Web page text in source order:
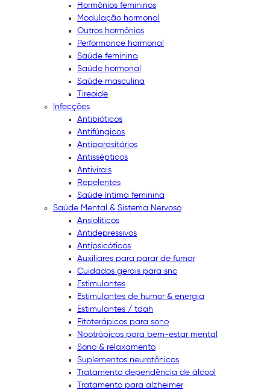
Hormônios femininos
Modulação hormonal
Outros hormônios
Performance hormonal
Saúde feminina
Saúde hormonal
Saúde masculina
Tireoide
Infecções
Antibióticos
Antifúngicos
Antiparasitários
Antissépticos
Antivirais
Repelentes
Saúde íntima feminina
Saúde Mental & Sistema Nervoso
Ansiolíticos
Antidepressivos
Antipsicóticos
Auxiliares para parar de fumar
Cuidados gerais para snc
Estimulantes
Estimulantes de humor & energia
Estimulantes / tdah
Fitoterápicos para sono
Nootrópicos para bem-estar mental
Sono & relaxamento
Suplementos neurotônicos
Tratamento dependência de álcool
Tratamento para alzheimer